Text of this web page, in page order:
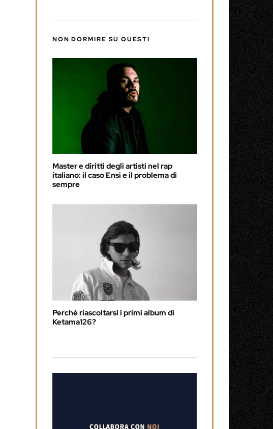
NON DORMIRE SU QUESTI
Master e diritti degli artisti nel rap
italiano: il caso Ensi e il problema di
sempre
Perché riascoltarsi i primi album di
Ketama126?